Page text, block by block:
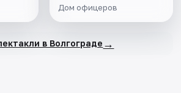
Дом офицеров
в Волгограде →